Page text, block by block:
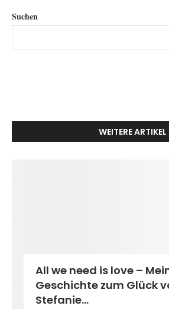
Suchen
WEITERE ARTIKEL
All we need is love –
Geschichte zum Glück
Stefanie...